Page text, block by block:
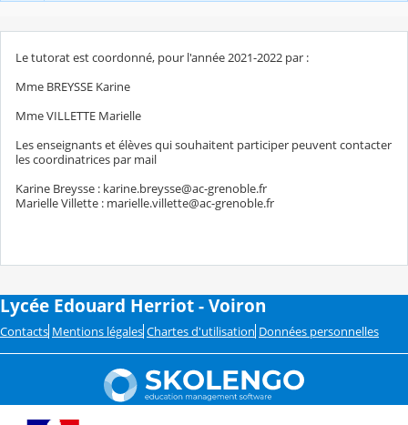
Le tutorat est coordonné, pour l'année 2021-2022 par :
Mme BREYSSE Karine
Mme VILLETTE Marielle
Les enseignants et élèves qui souhaitent participer peuvent contacter
les coordinatrices par mail
Karine Breysse : karine.breysse@ac-grenoble.fr
Marielle Villette : marielle.villette@ac-grenoble.fr
Lycée Edouard Herriot - Voiron
Contacts Mentions légales Chartes d'utilisation Données personnelles